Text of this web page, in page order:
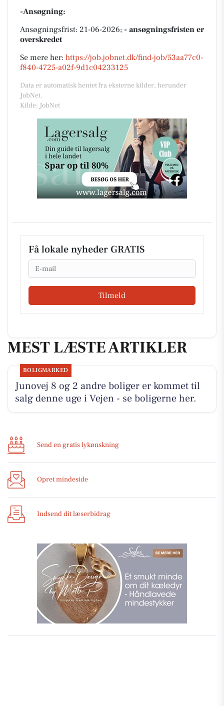
-Ansøgning:
Ansøgningsfrist: 21-06-2026; - ansøgningsfristen er
overskredet
Se mere her: https://job.jobnet.dk/find-job/53aa77c0-
f840-4725-a02f-9d1c04233125
Data er automatisk hentet fra eksterne kilder, herunder
JobNet.
Kilde: JobNet
Få lokale nyheder GRATIS
Email
Tilmeld
MEST LÆSTE ARTIKLER
BOLIGMARKED
Junovej 8 og 2 andre boliger er kommet til
salg denne uge i Vejen - se boligerne her.
Send en gratis lykønskning
Opret mindeside
Indsend dit læserbidrag